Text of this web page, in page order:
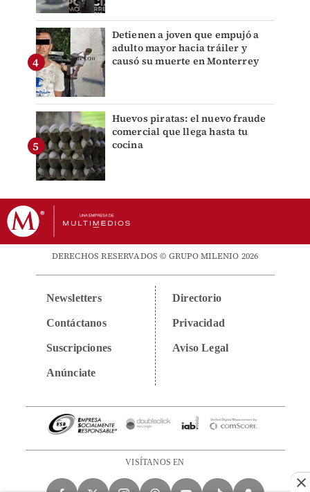
Detienen a joven que empujó a
adulto mayor hacia tráiler y
causó su muerte en Monterrey
Huevos piratas: el nuevo fraude
comercial que llega hasta tu
cocina
DERECHOS RESERVADOS © GRUPO MILENIO 2026
Newsletters
Contáctanos
Suscripciones
Anúnciate
Directorio
Privacidad
Aviso Legal
VISÍTANOS EN